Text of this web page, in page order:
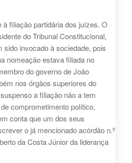
filiação partidária dos juízes. O
do Tribunal Constitucional,
sido invocado à sociedade, pois
nomeação estava filiada no
do governo de João
nos órgãos superiores do
a filiação não a tem
comprometimento político,
conta que um dos seus
o já mencionado acórdão n.º
da Costa Júnior da liderança